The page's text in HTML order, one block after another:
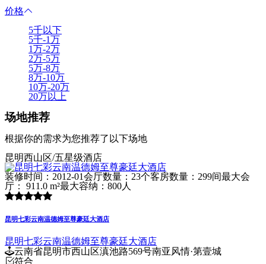
价格
5千以下
5千-1万
1万-2万
2万-5万
5万-8万
8万-10万
10万-20万
20万以上
场地推荐
根据你的需求为您推荐了以下场地
昆明西山区/五星级酒店
装修时间：2012-01会厅数量：23个客房数量：299间最大会
厅： 911.0 m²最大容纳：800人
昆明七彩云南温德姆至尊豪廷大酒店
昆明七彩云南温德姆至尊豪廷大酒店
云南省昆明市西山区滇池路569号南亚风情·第壹城
符合